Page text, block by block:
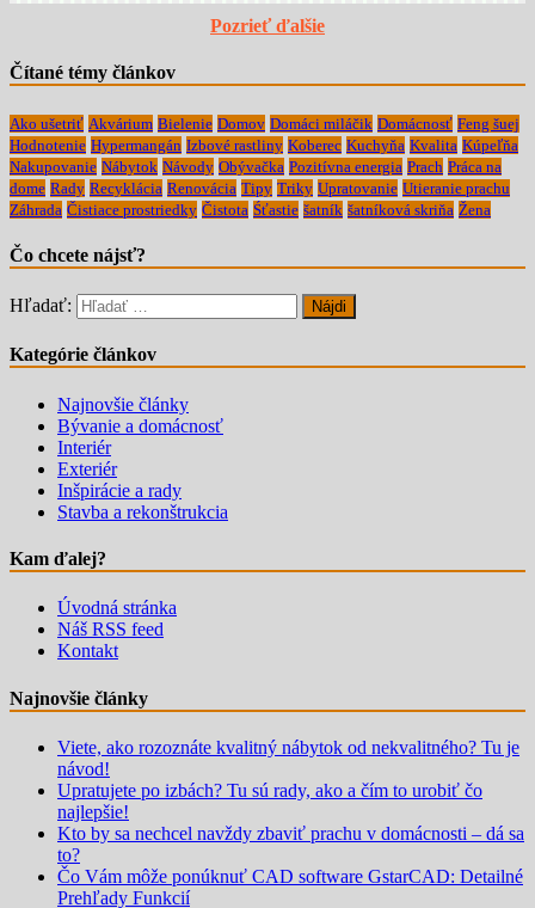
Pozrieť ďalšie
Čítané témy článkov
Ako ušetriť Akvárium Bielenie Domov Domáci miláčik Domácnosť Feng šuej
Hodnotenie Hypermangán Izbové rastliny Koberec Kuchyňa Kvalita Kúpeľňa
Nakupovanie Nábytok Návody Obývačka Pozitívna energia Prach Práca na
dome Rady Recyklácia Renovácia Tipy Triky Upratovanie Utieranie prachu
Záhrada Čistiace prostriedky Čistota Śťastie šatník šatníková skriňa Žena
Čo chcete nájsť?
Hľadať:
Kategórie článkov
Najnovšie články
Bývanie a domácnosť
Interiér
Exteriér
Inšpirácie a rady
Stavba a rekonštrukcia
Kam ďalej?
Úvodná stránka
Náš RSS feed
Kontakt
Najnovšie články
Viete, ako rozoznáte kvalitný nábytok od nekvalitného? Tu je
návod!
Upratujete po izbách? Tu sú rady, ako a čím to urobiť čo
najlepšie!
Kto by sa nechcel navždy zbaviť prachu v domácnosti – dá sa
to?
Čo Vám môže ponúknuť CAD software GstarCAD: Detailné
Prehľady Funkcií